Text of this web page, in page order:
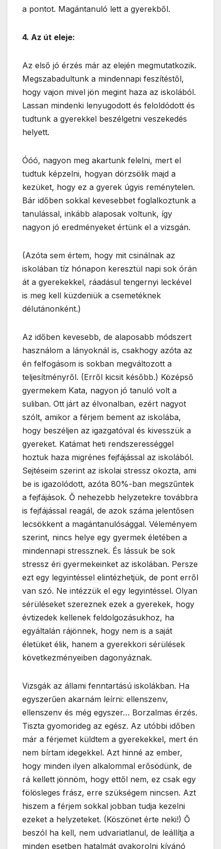
a pontot. Magántanuló lett a gyerekből.
4. Az út eleje:
Az első jó érzés már az elején megmutatkozik.
Megszabadultunk a mindennapi feszítéstől,
hogy vajon mivel jön megint haza az iskolából.
Lassan mindenki lenyugodott és feloldódott és
tudtunk a gyerekkel beszélgetni veszekedés
helyett.
Óóó, nagyon meg akartunk felelni, mert el
tudtuk képzelni, hogyan dörzsölik majd a
kezüket, hogy ez a gyerek úgyis reménytelen.
Bár időben sokkal kevesebbet foglalkoztunk a
tanulással, inkább alaposak voltunk, így
nagyon jó eredményeket értünk el a vizsgán.
(Azóta sem értem, hogy mit csinálnak az
iskolában tíz hónapon keresztül napi sok órán
át a gyerekekkel, ráadásul tengernyi leckével
is meg kell küzdeniük a csemetéknek
délutánonként.)
Az időben kevesebb, de alaposabb módszert
használom a lányoknál is, csakhogy azóta az
én felfogásom is sokban megváltozott a
teljesítményről. (Erről kicsit később.) Középső
gyermekem Kata, nagyon jó tanuló volt a
suliban. Ott járt az élvonalban, ezért nagyot
szólt, amikor a férjem bement az iskolába,
hogy beszéljen az igazgatóval és kivesszük a
gyereket. Katámat heti rendszerességgel
hoztuk haza migrénes fejfájással az iskolából.
Sejtéseim szerint az iskolai stressz okozta, ami
be is igazolódott, azóta 80%-ban megszűntek
a fejfájások. Ő nehezebb helyzetekre továbbra
is fejfájással reagál, de azok száma jelentősen
lecsökkent a magántanulósággal. Véleményem
szerint, nincs helye egy gyermek életében a
mindennapi stressznek. És lássuk be sok
stressz éri gyermekeinket az iskolában. Persze
ezt egy legyintéssel elintézhetjük, de pont erről
van szó. Ne intézzük el egy legyintéssel. Olyan
sérüléseket szereznek ezek a gyerekek, hogy
évtizedek kellenek feldolgozásukhoz, ha
egyáltalán rájönnek, hogy nem is a saját
életüket élik, hanem a gyerekkori sérülések
következményeiben dagonyáznak.
Vizsgák az állami fenntartású iskolákban. Ha
egyszerűen akarnám leírni: ellenszenv,
ellenszenv és még egyszer… Borzalmas érzés.
Tiszta gyomorideg az egész. Az utóbbi időben
már a férjemet küldtem a gyerekekkel, mert én
nem bírtam idegekkel. Azt hinné az ember,
hogy minden ilyen alkalommal erősödünk, de
rá kellett jönnöm, hogy ettől nem, ez csak egy
fölösleges frász, erre szükségem nincsen. Azt
hiszem a férjem sokkal jobban tudja kezelni
ezeket a helyzeteket. (Köszönet érte neki!) Ő
beszól ha kell, nem udvariatlanul, de leállítja a
minden esetben hatalmát gyakorolni kívánó